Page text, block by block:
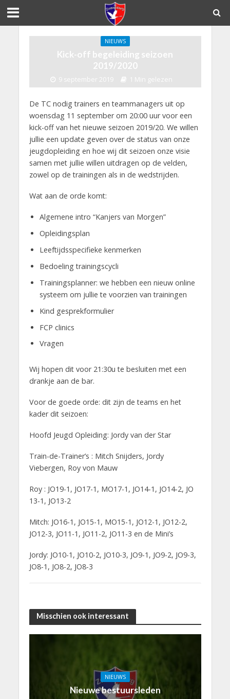
NIEUWS
Kick-off begeleiding seizoen
2019/2020
9 september 2019 1 Min gelezen
De TC nodig trainers en teammanagers uit op
woensdag 11 september om 20:00 uur voor een
kick-off van het nieuwe seizoen 2019/20. We willen
jullie een update geven over de status van onze
jeugdopleiding en hoe wij dit seizoen onze visie
samen met jullie willen uitdragen op de velden,
zowel op de trainingen als in de wedstrijden.
Wat aan de orde komt:
Algemene intro “Kanjers van Morgen”
Opleidingsplan
Leeftijdsspecifieke kenmerken
Bedoeling trainingscycli
Trainingsplanner: we hebben een nieuw online
systeem om jullie te voorzien van trainingen
Kind gesprekformulier
FCP clinics
Vragen
Wij hopen dit voor 21:30u te besluiten met een
drankje aan de bar.
Voor de goede orde: dit zijn de teams en het
kader dit seizoen:
Hoofd Jeugd Opleiding: Jordy van der Star
Train-de-Trainer’s : Mitch Snijders, Jordy
Viebergen, Roy von Mauw
Roy : JO19-1, JO17-1, MO17-1, JO14-1, JO14-2, JO
13-1, JO13-2
Mitch: JO16-1, JO15-1, MO15-1, JO12-1, JO12-2,
JO12-3, JO11-1, JO11-2, JO11-3 en de Mini’s
Jordy: JO10-1, JO10-2, JO10-3, JO9-1, JO9-2, JO9-3,
JO8-1, JO8-2, JO8-3
Misschien ook interessant
NIEUWS
Nieuwe bestuursleden